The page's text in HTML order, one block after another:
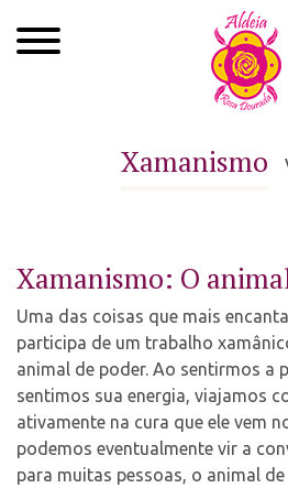
Cursos
Roda de
Agenda
Xamanismo
Xamanismo: O
Uma das coisas que mais
participa de um trabalho
animal de poder. Ao sentirmos a
sentimos sua energia, viajamos
ativamente na cura que ele vem
podemos eventualmente vir a
para muitas pessoas, o animal